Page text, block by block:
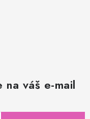
váš e-mail